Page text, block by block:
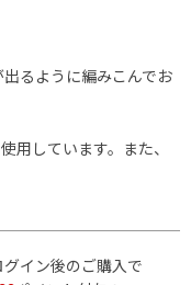
るように編みこんでお
用しています。また、
グイン後のご購入で